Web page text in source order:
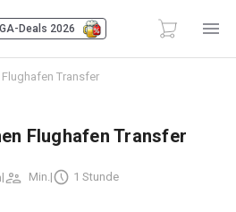
Deals 2026
Transfer
Flughafen Transfer
| Min.| 1 Stunde